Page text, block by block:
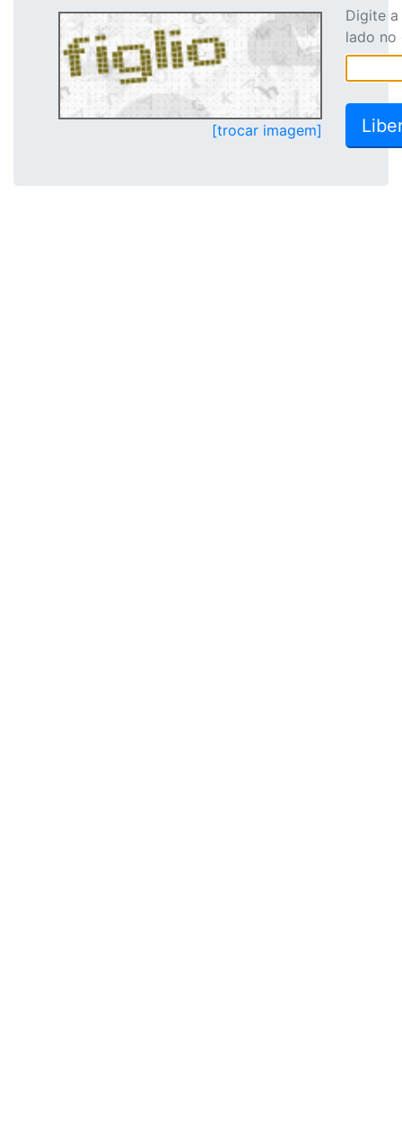
[trocar imagem]
Digite
lado no